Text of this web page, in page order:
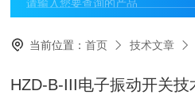
当前位置：首页 技术文章
HZD-B-III电子振动开关技